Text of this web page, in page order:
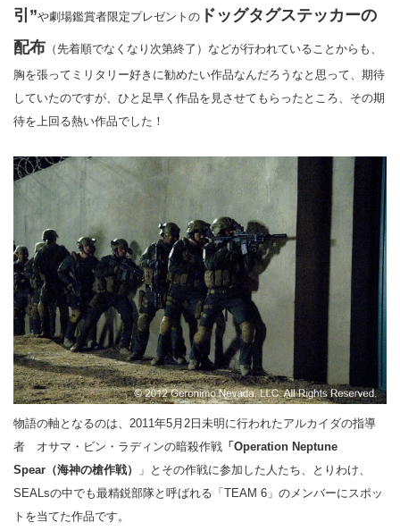
引”や劇場鑑賞者限定プレゼントの ドッグタグステッカーの
配布 （先着順でなくなり次第終了）などが行われていることからも、
胸を張ってミリタリー好きに勧めたい作品なんだろうなと思って、期待
していたのですが、ひと足早く作品を見させてもらったところ、その期
待を上回る熱い作品でした！
物語の軸となるのは、2011年5月2日未明に行われたアルカイダの指導
者 オサマ・ビン・ラディンの暗殺作戦 「Operation Neptune
Spear（海神の槍作戦）
」とその作戦に参加した人たち、とりわけ、
SEALsの中でも最精鋭部隊と呼ばれる「TEAM 6」のメンバーにスポッ
トを当てた作品です。